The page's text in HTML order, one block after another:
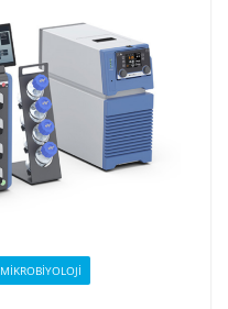
MIKROBIYOLOJI